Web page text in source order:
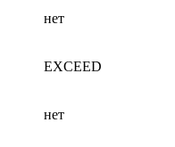
нет
EXCEED
нет